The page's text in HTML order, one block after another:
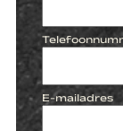
E-mailadres